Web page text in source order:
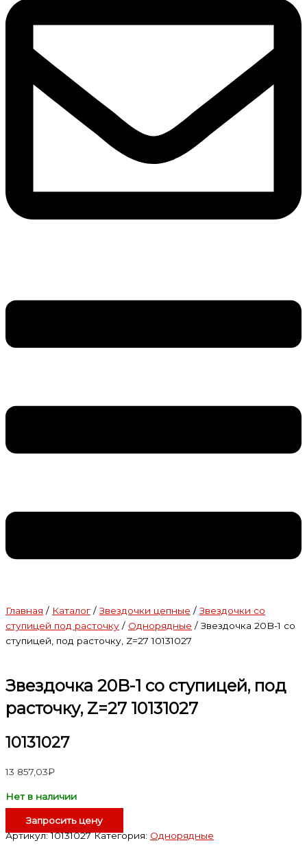
Главная / Каталог / Звездочки цепные / Звездочки со
ступицей под расточку / Однорядные / Звездочка 20B-1 со
ступицей, под расточку, Z=27 10131027
Звездочка 20B-1 со ступицей, под
расточку, Z=27 10131027
10131027
13 857,03₽
Нет в наличии
Запросить цену
Артикул:10131027Категория: Однорядные